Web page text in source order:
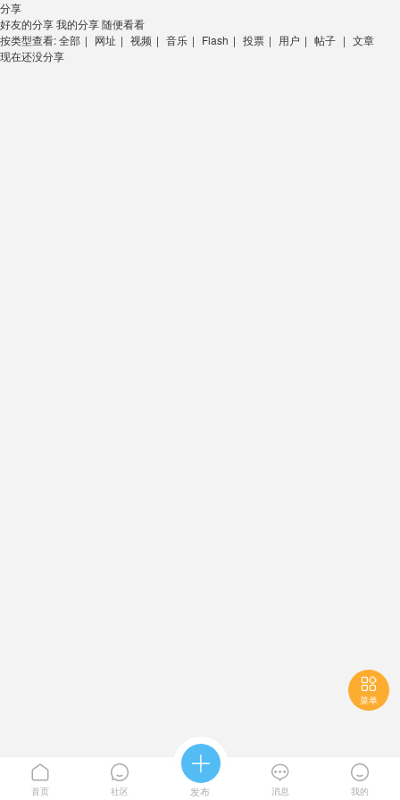
分享
好友的分享我的分享随便看看
按类型查看:全部 | 网址 | 视频 | 音乐 | Flash | 投票 | 用户 | 帖子 | 文章
现在还没分享

菜单

首页

社区

发布

消息

我的